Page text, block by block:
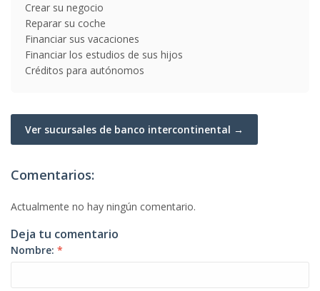
Crear su negocio
Reparar su coche
Financiar sus vacaciones
Financiar los estudios de sus hijos
Créditos para autónomos
Ver sucursales de banco intercontinental →
Comentarios:
Actualmente no hay ningún comentario.
Deja tu comentario
Nombre: *